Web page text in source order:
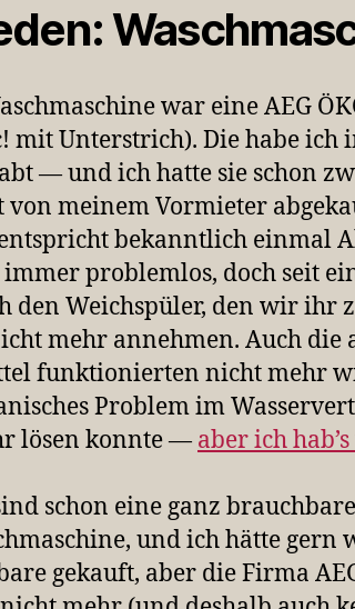
war eine AEG
mit Unterstrich). Die habe ich
— und ich hatte sie schon
von meinem Vormieter
bekanntlich einmal
immer problemlos, doch seit
den Weichspüler, den wir ihr
mehr annehmen. Auch die
funktionierten nicht mehr
Problem im
lösen konnte — aber ich
schon eine ganz
und ich hätte gern
gekauft, aber die Firma